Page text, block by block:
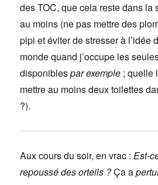
des TOC, que cela reste dans la
au moins (ne pas mettre des
pipi et éviter de stresser à l’idée
monde quand j’occupe les
disponiblespar exemple ; quelle
mettre au moins deux toilettes
?).
Aux cours du soir, en vrac :Est-
repoussé des orteils ?Ça a